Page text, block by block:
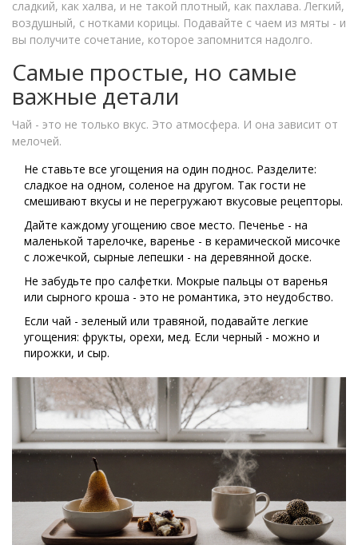
сладкий, как халва, и не такой плотный, как пахлава. Легкий,
воздушный, с нотками корицы. Подавайте с чаем из мяты - и
вы получите сочетание, которое запомнится надолго.
Самые простые, но самые
важные детали
Чай - это не только вкус. Это атмосфера. И она зависит от
мелочей.
Не ставьте все угощения на один поднос. Разделите:
сладкое на одном, соленое на другом. Так гости не
смешивают вкусы и не перегружают вкусовые рецепторы.
Дайте каждому угощению свое место. Печенье - на
маленькой тарелочке, варенье - в керамической мисочке
с ложечкой, сырные лепешки - на деревянной доске.
Не забудьте про салфетки. Мокрые пальцы от варенья
или сырного кроша - это не романтика, это неудобство.
Если чай - зеленый или травяной, подавайте легкие
угощения: фрукты, орехи, мед. Если черный - можно и
пирожки, и сыр.